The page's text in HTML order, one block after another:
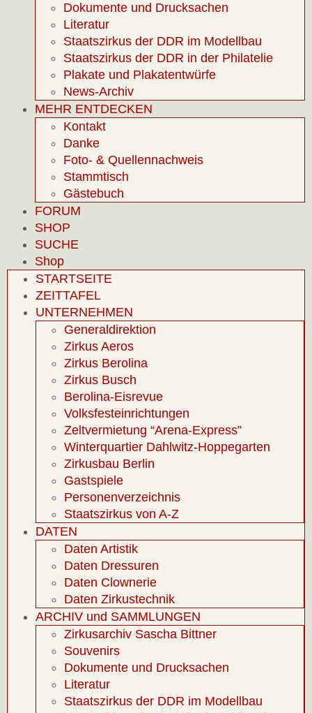
Dokumente und Drucksachen
Literatur
Staatszirkus der DDR im Modellbau
Staatszirkus der DDR in der Philatelie
Plakate und Plakatentwürfe
News-Archiv
MEHR ENTDECKEN
Kontakt
Danke
Foto- & Quellennachweis
Stammtisch
Gästebuch
FORUM
SHOP
SUCHE
Shop
STARTSEITE
ZEITTAFEL
UNTERNEHMEN
Generaldirektion
Zirkus Aeros
Zirkus Berolina
Zirkus Busch
Berolina-Eisrevue
Volksfesteinrichtungen
Zeltvermietung “Arena-Express”
Winterquartier Dahlwitz-Hoppegarten
Zirkusbau Berlin
Gastspiele
Personenverzeichnis
Staatszirkus von A-Z
DATEN
Daten Artistik
Daten Dressuren
Daten Clownerie
Daten Zirkustechnik
ARCHIV und SAMMLUNGEN
Zirkusarchiv Sascha Bittner
Souvenirs
Dokumente und Drucksachen
Literatur
Staatszirkus der DDR im Modellbau